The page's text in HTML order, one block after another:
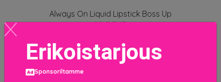
Always On Liquid Lipstick Boss Up
28.5 EUR
LISÄTIETOJA
Erikoistarjous
Sponsoriltamme